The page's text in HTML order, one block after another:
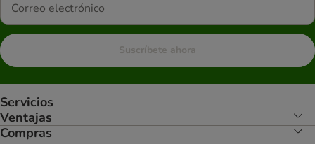
Suscríbete ahora
Servicios
Ventajas
Compras